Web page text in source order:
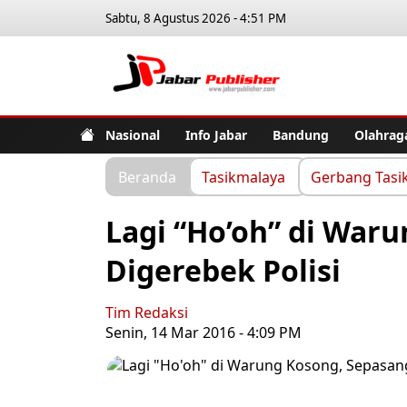
Sabtu, 8 Agustus 2026 - 4:51 PM
Nasional Info Jabar Bandung
Beranda Tasikmalaya Gerbang
Lagi “Ho’oh” di
Digerebek Polisi
Tim Redaksi
Senin, 14 Mar 2016 - 4:09 PM